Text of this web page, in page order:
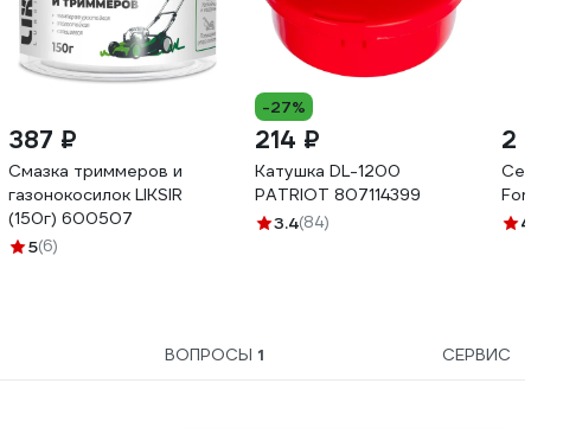
387 ₽
Смазка триммеров и
газонокосилок LIKSIR
(150г) 600507
5(6)
-27%
214 ₽
Катушка DL-1200
PATRIOT 807114399
3.4(84)
2
4.8
ВОПРОСЫ 1 СЕРВИС